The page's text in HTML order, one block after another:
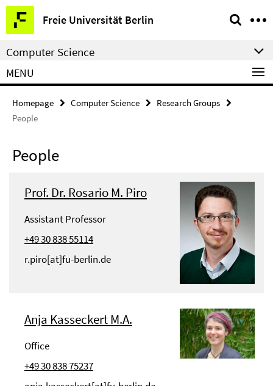
Springe
direkt
zu
Inhalt
Freie Universität Berlin
Service
Navigation
Computer Science
MENU
Homepage Computer Science
Research Groups
People
People
Prof. Dr. Rosario M. Piro
Assistant Professor
+49 30 838 55114
r.piro[at]fu-berlin.de
Anja Kasseckert M.A.
Office
+49 30 838 75237